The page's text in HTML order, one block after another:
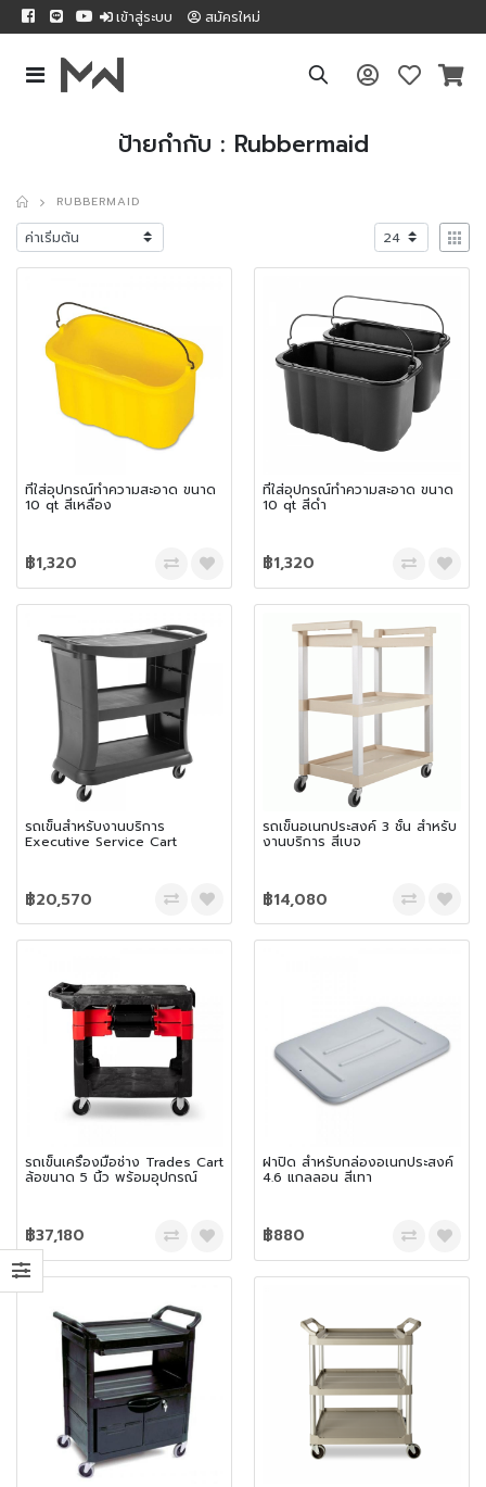
เข้าสู่ระบบ สมัครใหม่
ป้ายกำกับ : Rubbermaid
RUBBERMAID
ที่ใส่อุปกรณ์ทำความสะอาด ขนาด
10 qt สีเหลือง
฿1,320
ที่ใส่อุปกรณ์ทำความสะอาด ขนาด
10 qt สีดำ
฿1,320
รถเข็นสำหรับงานบริการ
Executive Service Cart
฿20,570
รถเข็นอเนกประสงค์ 3 ชั้น สำหรับ
งานบริการ สีเบจ
฿14,080
รถเข็นเครื่องมือช่าง Trades Cart
ล้อขนาด 5 นิ้ว พร้อมอุปกรณ์
฿37,180
ฝาปิด สำหรับกล่องอเนกประสงค์
4.6 แกลลอน สีเทา
฿880